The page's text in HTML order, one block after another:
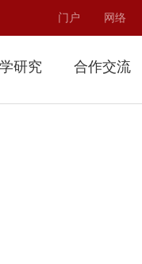
门户 网络
研究 合作交流